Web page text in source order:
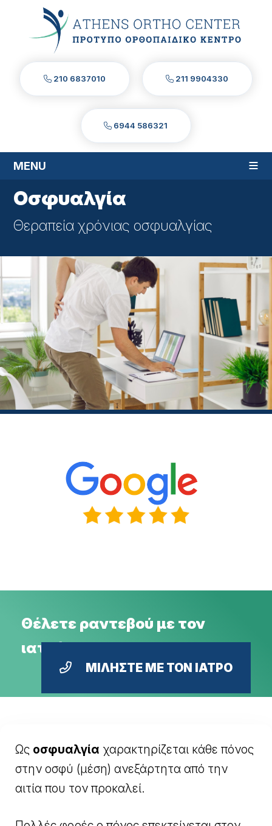
210 6837010 211 9904330
6944 586321
MENU ≡
Οσφυαλγία
Θεραπεία χρόνιας οσφυαλγίας
Θέλετε ραντεβού με τον
ιατρό ή δεύτερη γνώμη;
ΜΙΛΗΣΤΕ ΜΕ ΤΟΝ ΙΑΤΡΟ
Ως οσφυαλγία χαρακτηρίζεται κάθε πόνος
στην οσφύ (μέση) ανεξάρτητα από την
αιτία που τον προκαλεί.